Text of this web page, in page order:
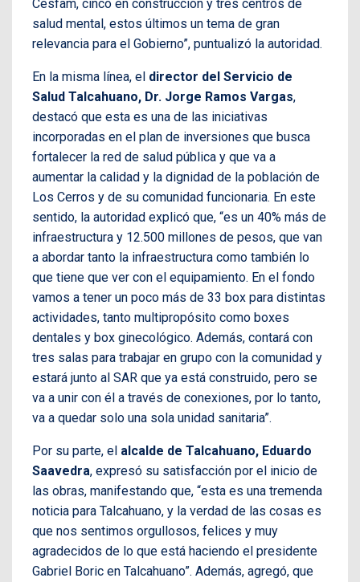
Cesfam, cinco en construcción y tres centros de
salud mental, estos últimos un tema de gran
relevancia para el Gobierno”, puntualizó la autoridad.
En la misma línea, el director del Servicio de
Salud Talcahuano, Dr. Jorge Ramos Vargas,
destacó que esta es una de las iniciativas
incorporadas en el plan de inversiones que busca
fortalecer la red de salud pública y que va a
aumentar la calidad y la dignidad de la población de
Los Cerros y de su comunidad funcionaria. En este
sentido, la autoridad explicó que, “es un 40% más de
infraestructura y 12.500 millones de pesos, que van
a abordar tanto la infraestructura como también lo
que tiene que ver con el equipamiento. En el fondo
vamos a tener un poco más de 33 box para distintas
actividades, tanto multipropósito como boxes
dentales y box ginecológico. Además, contará con
tres salas para trabajar en grupo con la comunidad y
estará junto al SAR que ya está construido, pero se
va a unir con él a través de conexiones, por lo tanto,
va a quedar solo una sola unidad sanitaria”.
Por su parte, el alcalde de Talcahuano, Eduardo
Saavedra, expresó su satisfacción por el inicio de
las obras, manifestando que, “esta es una tremenda
noticia para Talcahuano, y la verdad de las cosas es
que nos sentimos orgullosos, felices y muy
agradecidos de lo que está haciendo el presidente
Gabriel Boric en Talcahuano”. Además, agregó, que